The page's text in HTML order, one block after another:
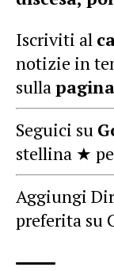
Iscriviti al
notizie in
sulla
Seguici su
stellina ★
Aggiungi
preferita su